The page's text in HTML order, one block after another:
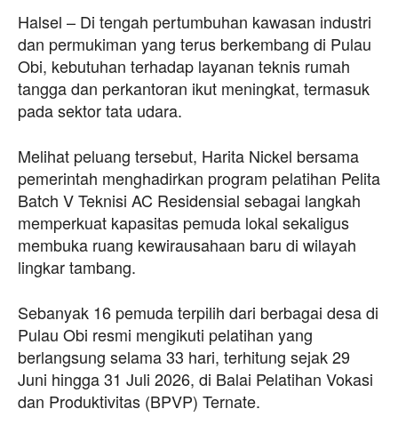
Halsel – Di tengah pertumbuhan kawasan industri
dan permukiman yang terus berkembang di Pulau
Obi, kebutuhan terhadap layanan teknis rumah
tangga dan perkantoran ikut meningkat, termasuk
pada sektor tata udara.
Melihat peluang tersebut, Harita Nickel bersama
pemerintah menghadirkan program pelatihan Pelita
Batch V Teknisi AC Residensial sebagai langkah
memperkuat kapasitas pemuda lokal sekaligus
membuka ruang kewirausahaan baru di wilayah
lingkar tambang.
Sebanyak 16 pemuda terpilih dari berbagai desa di
Pulau Obi resmi mengikuti pelatihan yang
berlangsung selama 33 hari, terhitung sejak 29
Juni hingga 31 Juli 2026, di Balai Pelatihan Vokasi
dan Produktivitas (BPVP) Ternate.